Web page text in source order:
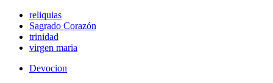
reliquias
Sagrado Corazón
trinidad
virgen maria
Devocion